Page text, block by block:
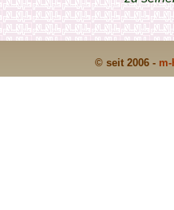
© seit 2006 -